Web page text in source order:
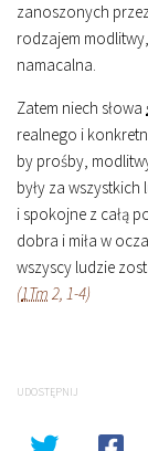
zanoszonych
rodzajem
namacalna.
Zatem niech słowa
realnego i
by prośby,
były za
i spokojne z całą
dobra i miła w
wszyscy ludzie
(1Tm 2, 1-4)
UDOSTĘPNIJ